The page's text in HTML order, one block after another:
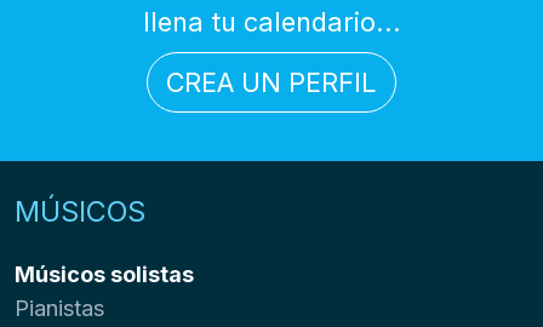
llena tu calendario...
CREA UN PERFIL
MÚSICOS
Músicos solistas
Pianistas